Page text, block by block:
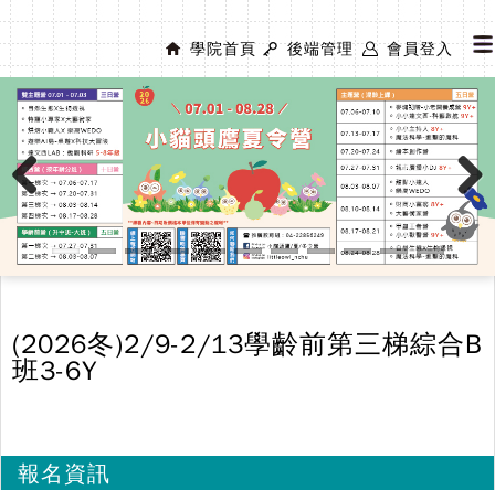
學院首頁 後端管理 會員登入
Previous Next
(2026冬)2/9-2/13學齡前第三梯綜合B
班3-6Y
報名資訊